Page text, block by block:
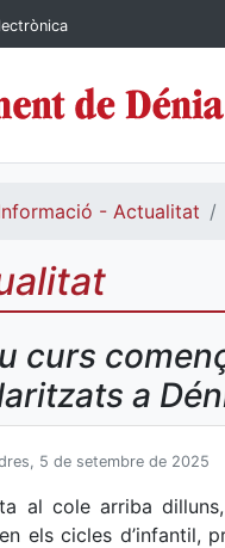
de
de
de
- Actualitat
curs
a
5 de setembre de 2025
al cole arriba
els cicles d’infantil,